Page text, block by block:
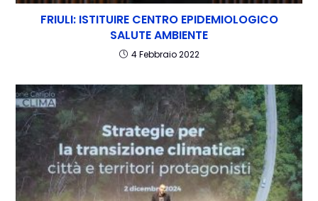
FRIULI: ISTITUIRE CENTRO EPIDEMIOLOGICO
SALUTE AMBIENTE
4 Febbraio 2022